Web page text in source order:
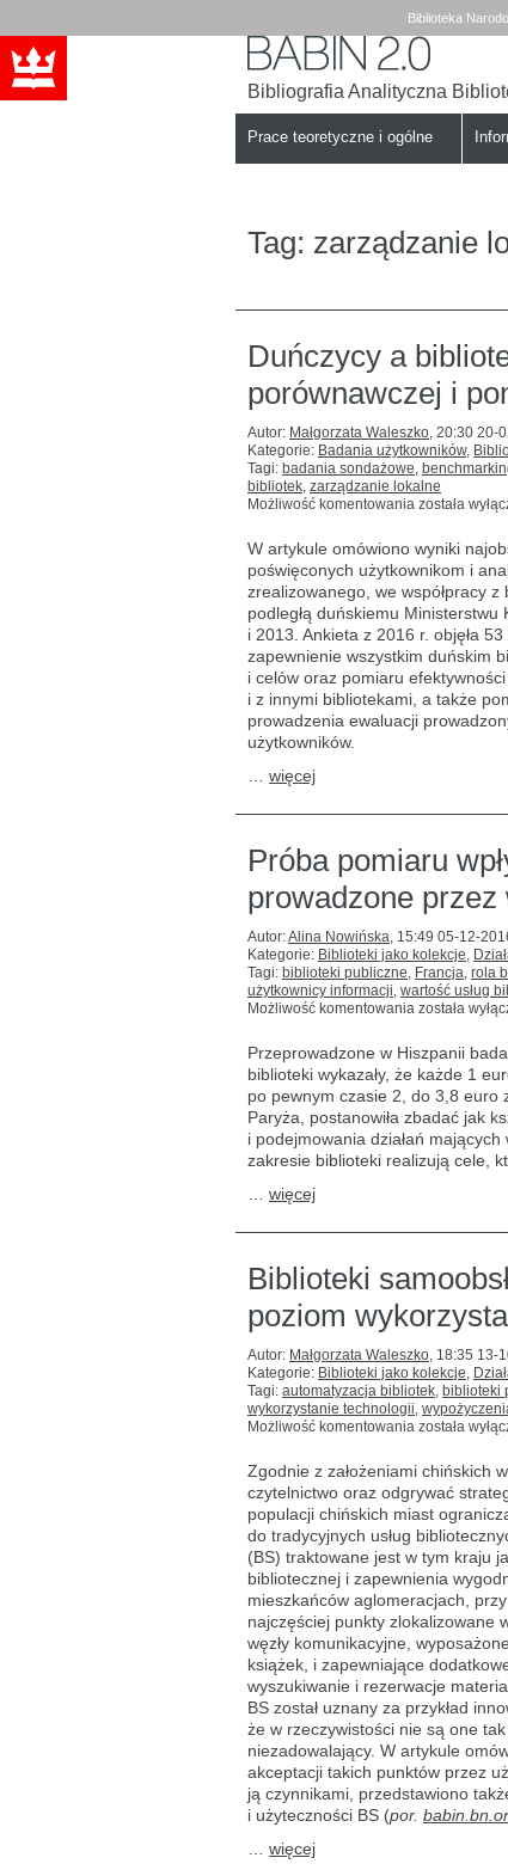
Biblioteka
Babin
Bibliografia Analityczna
Prace teoretyczne i ogólne
Tag: zarządzanie
Duńczycy a
porównawczej i
Autor: Małgorzata Waleszko, 20:30 20-
Kategorie: Badania użytkowników,
Tagi: badania sondażowe,
bibliotek, zarządzanie lokalne
Możliwość komentowania Duńczycy
publiczne:
wyniki
ankiety
i pomiarów
satysfakcji
użytkowników
została
W artykule omówiono wyniki
poświęconych użytkownikom i
zrealizowanego, we współpracy
podległą duńskiemu
i 2013. Ankieta z 2016 r. objęła
zapewnienie wszystkim duńskim
i celów oraz pomiaru
i z innymi bibliotekami, a także
prowadzenia ewaluacji
użytkowników.
więcej
Próba pomiaru
prowadzone przez
Autor:Alina Nowińska, 15:49 05-12-
Kategorie: Biblioteki jako kolekcje,
Tagi: biblioteki publiczne, Francja, rola
użytkownicy informacji, wartość usług
Możliwość komentowania Próba
wpływu
bibliotek
społeczność
:
badania
prowadzone
przez
władze
została
Przeprowadzone w Hiszpanii
biblioteki wykazały, że każde 1
po pewnym czasie 2, do 3,8 euro
Paryża, postanowiła zbadać jak
i podejmowania działań
zakresie biblioteki realizują cele,
więcej
Biblioteki
poziom
Autor: Małgorzata Waleszko, 18:35 13-
Kategorie: Biblioteki jako kolekcje,
Tagi: automatyzacja bibliotek, biblioteki
wykorzystanie technologii,
Możliwość komentowania Biblioteki
w chińskich
miastach:
poziom
problemy
i wyzwania
została
Zgodnie z założeniami chińskich
czytelnictwo oraz odgrywać
populacji chińskich miast
do tradycyjnych usług
(BS) traktowane jest w tym kraju
bibliotecznej i zapewnienia
mieszkańców aglomeracjach,
najczęściej punkty zlokalizowane
węzły komunikacyjne,
książek, i zapewniające
wyszukiwanie i rezerwacje
BS został uznany za przykład
że w rzeczywistości nie są one
niezadowalający. W artykule
akceptacji takich punktów przez
ją czynnikami, przedstawiono
i użyteczności BS (por.
więcej